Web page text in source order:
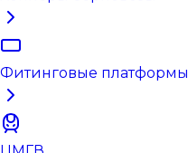
Фитинговые платформы